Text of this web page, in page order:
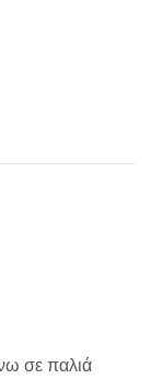
σε παλιά